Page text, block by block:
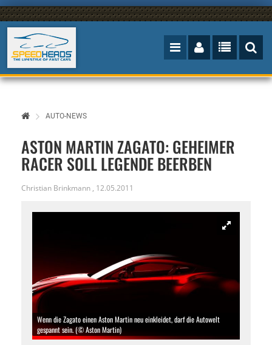
AUTO-NEWS
ASTON MARTIN ZAGATO: GEHEIMER
RACER SOLL LEGENDE BEERBEN
Christian Brinkmann , 12.05.2011
Wenn die Zagato einen Aston Martin neu einkleidet, darf die Autowelt
gespannt sein. (© Aston Martin)